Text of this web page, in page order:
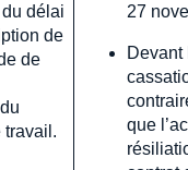
délai
de
de
travail.
27
Devant
que